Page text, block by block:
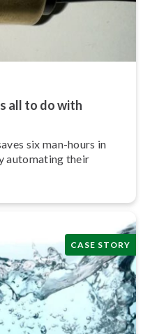
all to do with
six man-hours in
automating their
CASE STORY